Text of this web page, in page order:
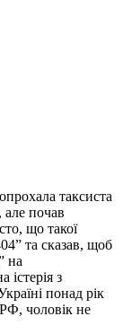
таксиста
почав
що такої
та сказав, щоб
на
істерія з
понад рік
чоловік не